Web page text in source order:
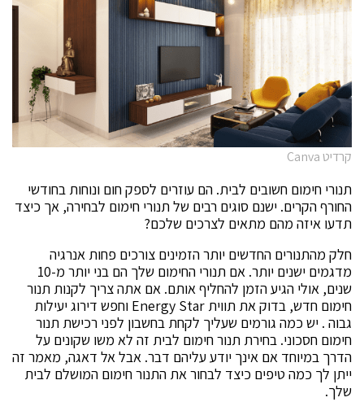
קרדיט Canva
תנורי חימום חשובים לבית. הם עוזרים לספק חום ונוחות בחודשי
החורף הקרים. ישנם סוגים רבים של תנורי חימום לבחירה, אך כיצד
תדעו איזה מהם מתאים לצרכים שלכם?
חלק מהתנורים החדשים יותר הזמינים צורכים פחות אנרגיה
מדגמים ישנים יותר. אם תנורי החימום שלך הם בני יותר מ-10
שנים, אולי הגיע הזמן להחליף אותם. אם אתה צריך לקנות תנור
חימום חדש, בדוק את תווית Energy Star וחפש דירוג יעילות
גבוה . יש כמה גורמים שעליך לקחת בחשבון לפני רכישת תנור
חימום חסכוני. בחירת תנור חימום לבית זה לא משו שקונים על
הדרך במיוחד אם אינך יודע עליהם דבר. אבל אל דאגה, מאמר זה
ייתן לך כמה טיפים כיצד לבחור את התנור חימום המושלם לבית
שלך.